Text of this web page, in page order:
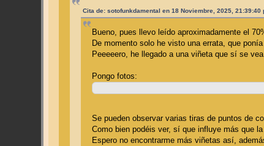
Cita de: sotofunkdamental en 18 Noviembre, 2025, 21:39:40
Bueno, pues llevo leído aproximadamente el
De momento solo he visto una errata, que
Peeeeero, he llegado a una viñeta que sí se
Pongo fotos:
Se pueden observar varias tiras de puntos de
Como bien podéis ver, sí que influye más que
Espero no encontrarme más viñetas así,